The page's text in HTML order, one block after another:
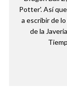
Potter'. Así
a escribir de
de la